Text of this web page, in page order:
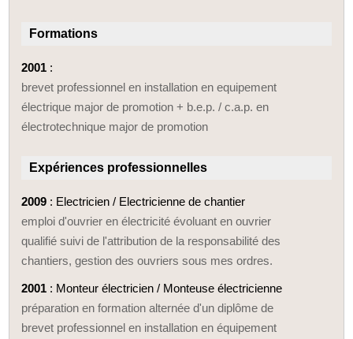
Formations
2001 :
brevet professionnel en installation en equipement
électrique major de promotion + b.e.p. / c.a.p. en
électrotechnique major de promotion
Expériences professionnelles
2009 : Electricien / Electricienne de chantier
emploi d'ouvrier en électricité évoluant en ouvrier
qualifié suivi de l'attribution de la responsabilité des
chantiers, gestion des ouvriers sous mes ordres.
2001 : Monteur électricien / Monteuse électricienne
préparation en formation alternée d'un diplôme de
brevet professionnel en installation en équipement